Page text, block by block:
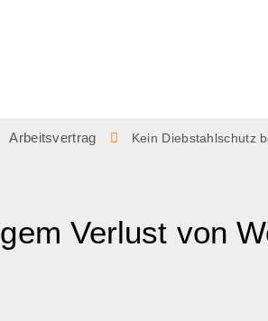
Arbeitsvertrag Kein Diebstahlschutz
Verlust von